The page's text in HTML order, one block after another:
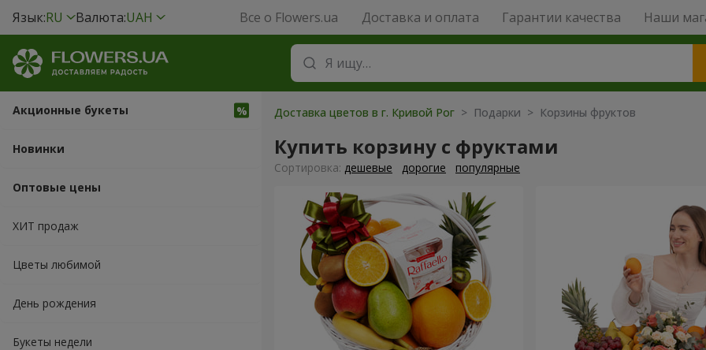
Язык:RU Валюта:UAH Все о Flowers.ua Доставка и оплата Гарантии качества Наши
Акционные букеты
Новинки
Оптовые цены
ХИТ продаж
Цветы любимой
День рождения
Букеты недели
Доставка цветов в г. Кривой Рог > Подарки > Корзины фруктов
Купить корзину с фруктами
Cортировка: дешевые дорогие популярные